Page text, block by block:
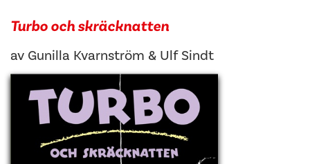
Turbo och skräcknatten
av Gunilla Kvarnström & Ulf Sindt